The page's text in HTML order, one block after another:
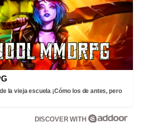
la vieja escuela ¡Cómo los de antes, pero
DISCOVER WITH